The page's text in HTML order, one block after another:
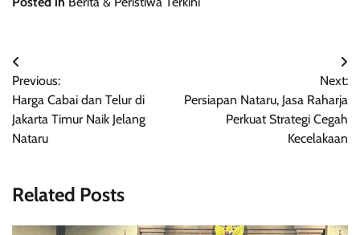
Navigasi
pos
Previous:
Harga Cabai dan Telur di
Jakarta Timur Naik Jelang
Nataru
Next:
Persiapan Nataru, Jasa Raharja
Perkuat Strategi Cegah
Kecelakaan
Related Posts